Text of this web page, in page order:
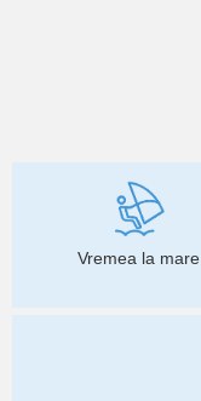
Vremea la mare